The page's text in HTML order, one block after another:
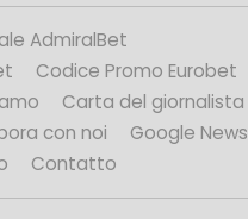
AdmiralBet
Codice Promo Eurobet
Carta del giornalista
con noi
Google News
Contatto